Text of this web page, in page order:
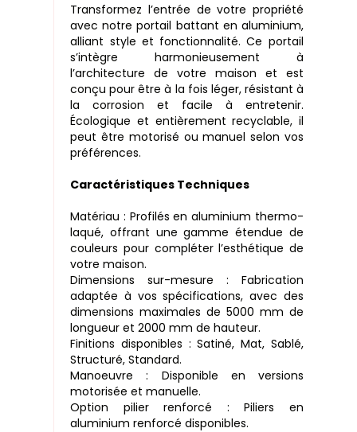
Transformez l’entrée de votre propriété
avec notre portail battant en aluminium,
alliant style et fonctionnalité. Ce portail
s’intègre harmonieusement à
l’architecture de votre maison et est
conçu pour être à la fois léger, résistant à
la corrosion et facile à entretenir.
Écologique et entièrement recyclable, il
peut être motorisé ou manuel selon vos
préférences.
Caractéristiques Techniques
Matériau : Profilés en aluminium thermo-
laqué, offrant une gamme étendue de
couleurs pour compléter l’esthétique de
votre maison.
Dimensions sur-mesure : Fabrication
adaptée à vos spécifications, avec des
dimensions maximales de 5000 mm de
longueur et 2000 mm de hauteur.
Finitions disponibles : Satiné, Mat, Sablé,
Structuré, Standard.
Manoeuvre : Disponible en versions
motorisée et manuelle.
Option pilier renforcé : Piliers en
aluminium renforcé disponibles.